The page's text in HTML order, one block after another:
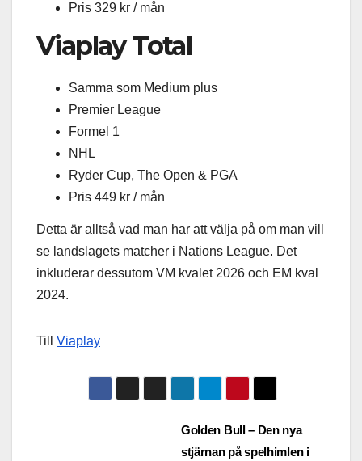
Pris 329 kr / mån
Viaplay Total
Samma som Medium plus
Premier League
Formel 1
NHL
Ryder Cup, The Open & PGA
Pris 449 kr / mån
Detta är alltså vad man har att välja på om man vill
se landslagets matcher i Nations League. Det
inkluderar dessutom VM kvalet 2026 och EM kval
2024.
Till Viaplay
Inläggsnavigering
Golden Bull – Den nya
stjärnan på spelhimlen i